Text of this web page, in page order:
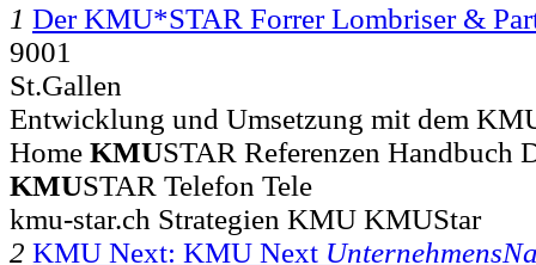
1 Der KMU*STAR Forrer Lombriser &
9001
St.Gallen
Entwicklung und Umsetzung mit dem
Home KMUSTAR Referenzen Handbuch
KMUSTAR Telefon Tele
kmu-star.ch Strategien KMU KMUStar
2 KMU Next: KMU Next